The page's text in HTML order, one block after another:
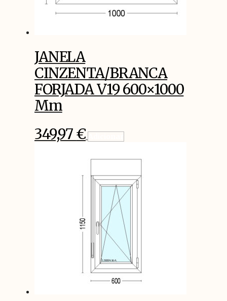
JANELA
CINZENTA/BRANCA
FORJADA V19 600×1000
Mm
349,97€